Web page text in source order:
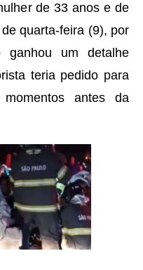
de 33 anos e de
quarta-feira (9), por
um detalhe
teria pedido para
antes da